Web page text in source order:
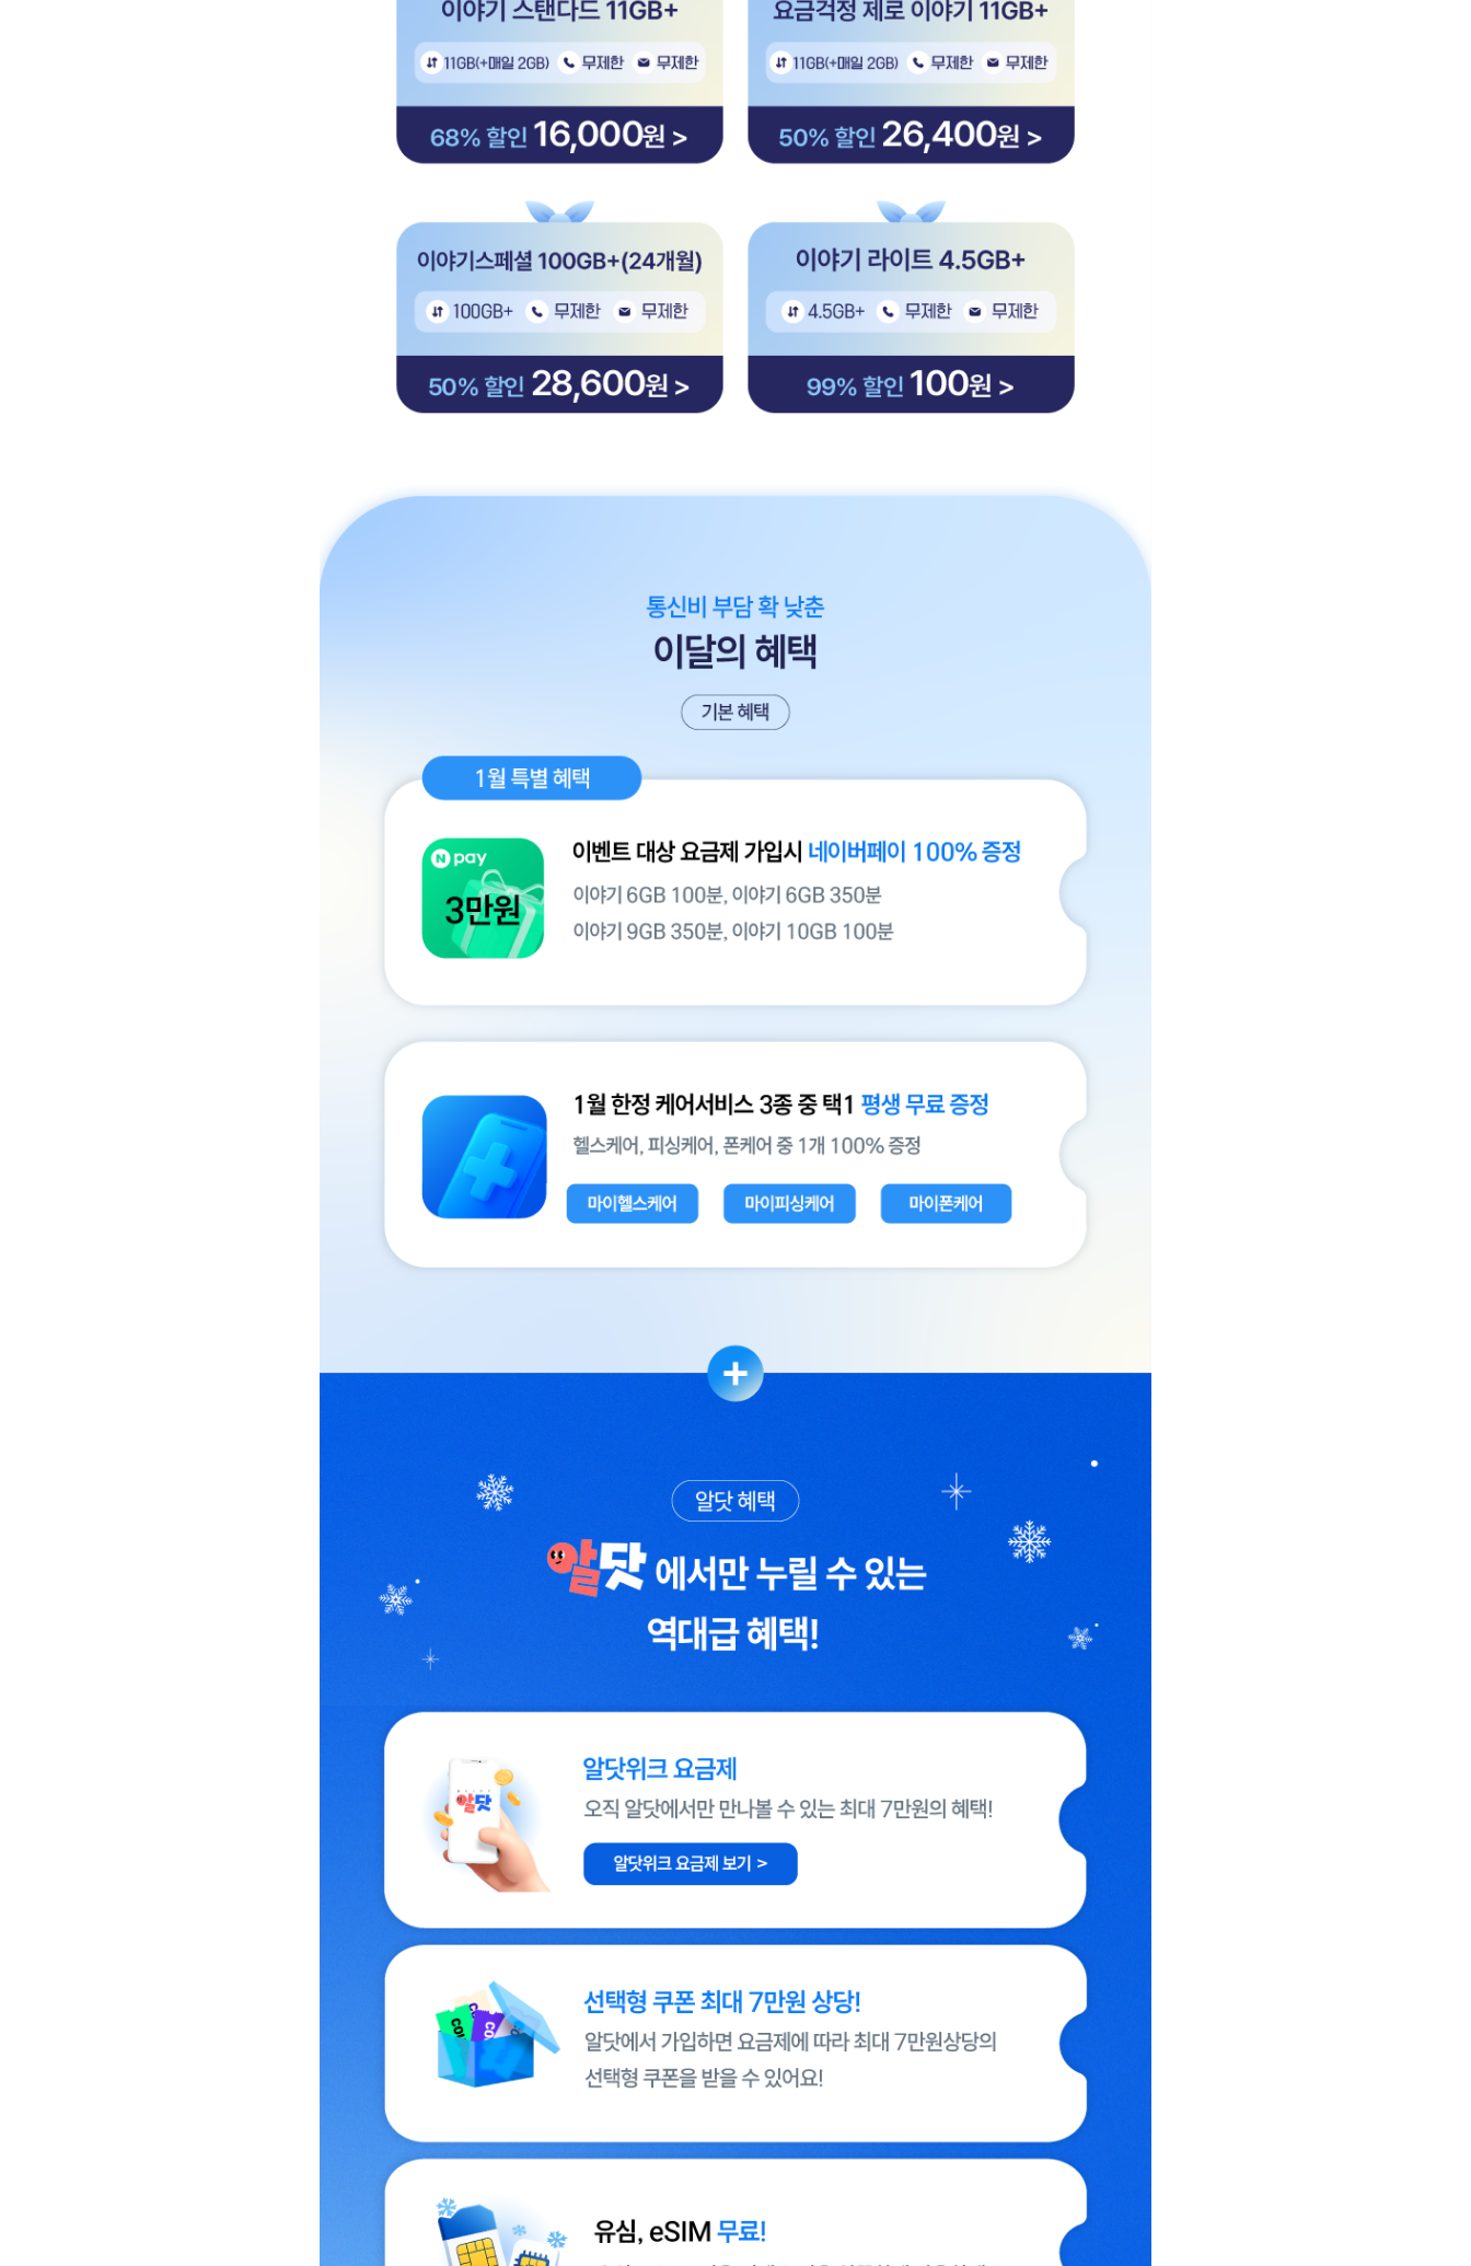
이야기 스탠다드 11GB 데이터 : 11GB(매일 2GB) 통화 : 무제한 문자 : 무제한 68 할인 16,000원요금걱정 제로 이야기 11GB 데이터 : 11GB 통화 : 무제한 문자 : 무제한 50 할인 26,400원
통신비 부담 확 낮춘 이달의 혜택 1월 특별혜택 이벤트 대상 요금제 가입 시 네이버페이 100 증정 이야기 6GB 100분, 이야기 6GB 350분, 이야기 9GB 350분, 이야
배경이미지
디지털 위협까지 지켜주는 피싱케어 피싱, 해킹 등 일상 속 보안, 마이피싱케어로 지켜
배경이미지
알닷혜택 알닷에서만 누릴 수 있는 역대급 혜택!
알닷위크 요금제 오직 알닷에서만 만나볼 수 있는 최대 7만원의 혜택!
알닷위크 요금제 보기
선택형 쿠폰 최대 7만원 상당! 알닷에서 가입하면 요금제에 따라 최대 7만원상당의 선택형 쿠폰을 받을 수 있어요!